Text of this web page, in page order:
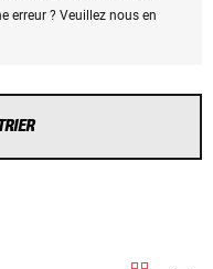
erreur ? Veuillez nous en